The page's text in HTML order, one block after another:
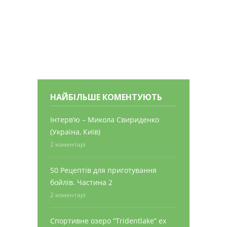
НАЙБІЛЬШЕ КОМЕНТУЮТЬ
Інтерв’ю – Микола Свириденко
(Україна, Київ)
2 коментарі
50 Рецептів для приготування
бойлів. Частина 2
2 коментарі
Спортивне озеро “Tridentlake” ex